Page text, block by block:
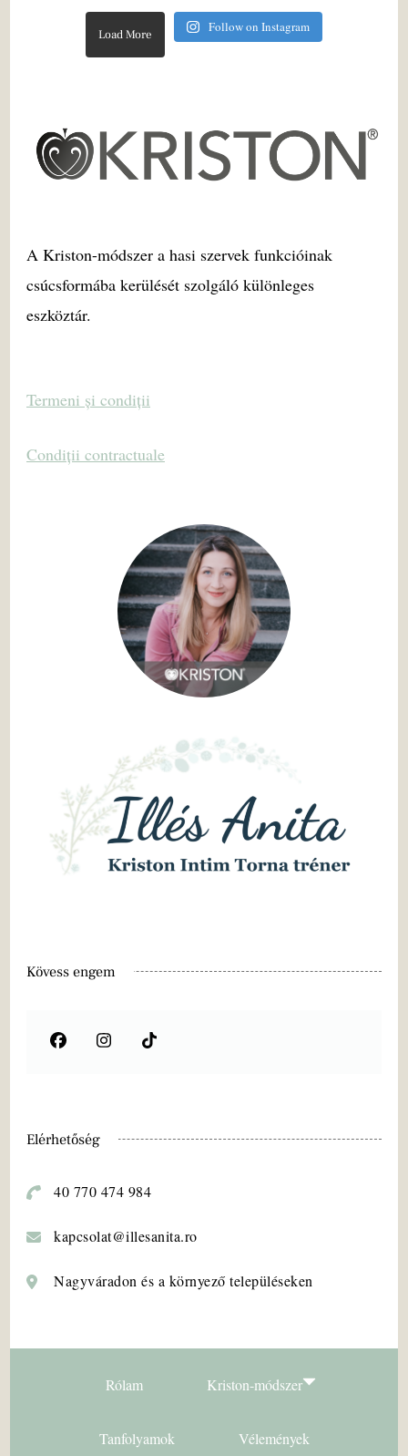
Load More Follow on Instagram
A Kriston-módszer a hasi szervek funkcióinak
csúcsformába kerülését szolgáló különleges
eszköztár.
Termeni și condiții
Condiții contractuale
Kövess engem
Elérhetőség
40 770 474 984
kapcsolat@illesanita.ro
Nagyváradon és a környező településeken
Rólam Kriston-módszer
Tanfolyamok Vélemények